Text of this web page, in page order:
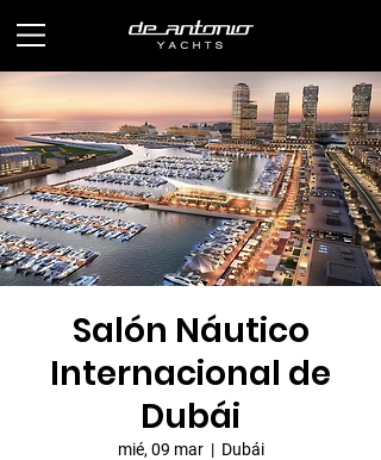
Salón Náutico
Internacional de
Dubái
mié, 09 mar
  |
Dubái